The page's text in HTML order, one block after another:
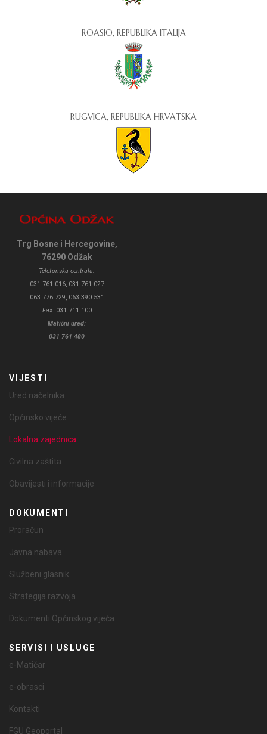
ROASIO, REPUBLIKA ITALIJA
RUGVICA, REPUBLIKA HRVATSKA
Trg Bosne i Hercegovine,
76290 Odžak
Telefonska centrala:
031 761 016, 031 761 027
063 776 729, 063 390 531
Fax: 031 711 100
Matični ured:
031 761 480
VIJESTI
Ured načelnika
Općinsko vijeće
Lokalna zajednica
Civilna zaštita
Obavijesti i informacije
DOKUMENTI
Proračun
Javna nabava
Službeni glasnik
Strategija razvoja
Dokumenti Općinskog vijeća
SERVISI I USLUGE
e-Matičar
e-obrasci
Kontakti
FGU Geoportal